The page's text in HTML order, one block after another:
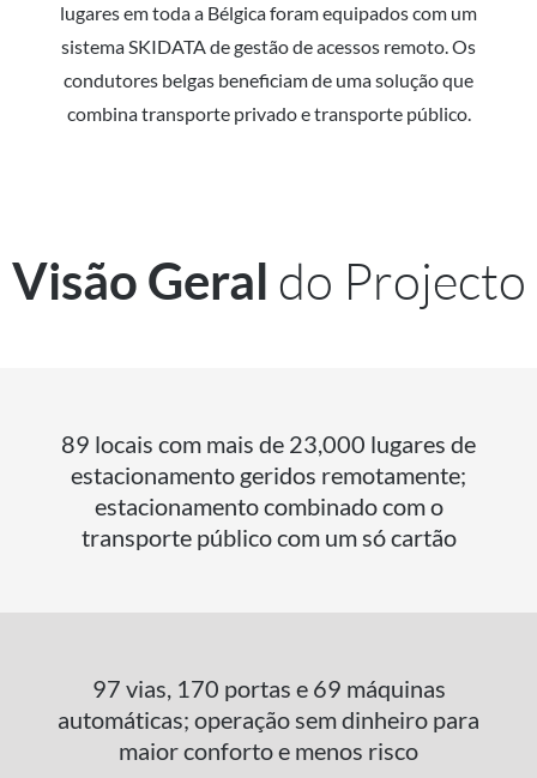
lugares em toda a Bélgica foram equipados com um
sistema SKIDATA de gestão de acessos remoto. Os
condutores belgas beneficiam de uma solução que
combina transporte privado e transporte público.
Visão Geral do Projecto
89 locais com mais de 23,000 lugares de
estacionamento geridos remotamente;
estacionamento combinado com o
transporte público com um só cartão
97 vias, 170 portas e 69 máquinas
automáticas; operação sem dinheiro para
maior conforto e menos risco